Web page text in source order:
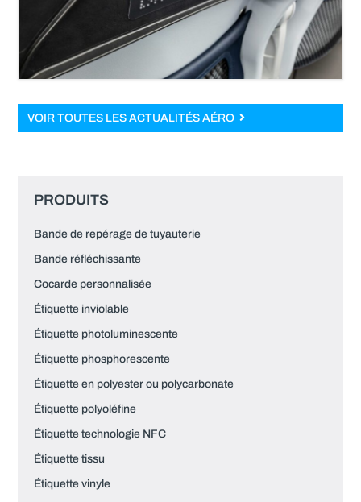
VOIR TOUTES LES ACTUALITÉS AÉRO
PRODUITS
Bande de repérage de tuyauterie
Bande réfléchissante
Cocarde personnalisée
Étiquette inviolable
Étiquette photoluminescente
Étiquette phosphorescente
Étiquette en polyester ou polycarbonate
Étiquette polyoléfine
Étiquette technologie NFC
Étiquette tissu
Étiquette vinyle